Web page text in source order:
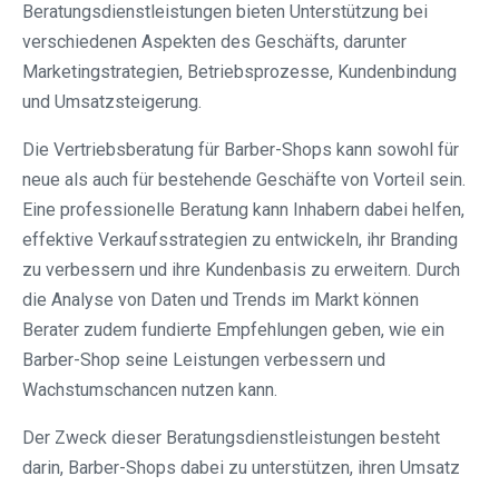
Beratungsdienstleistungen bieten Unterstützung bei
verschiedenen Aspekten des Geschäfts, darunter
Marketingstrategien, Betriebsprozesse, Kundenbindung
und Umsatzsteigerung.
Die Vertriebsberatung für Barber-Shops kann sowohl für
neue als auch für bestehende Geschäfte von Vorteil sein.
Eine professionelle Beratung kann Inhabern dabei helfen,
effektive Verkaufsstrategien zu entwickeln, ihr Branding
zu verbessern und ihre Kundenbasis zu erweitern. Durch
die Analyse von Daten und Trends im Markt können
Berater zudem fundierte Empfehlungen geben, wie ein
Barber-Shop seine Leistungen verbessern und
Wachstumschancen nutzen kann.
Der Zweck dieser Beratungsdienstleistungen besteht
darin, Barber-Shops dabei zu unterstützen, ihren Umsatz